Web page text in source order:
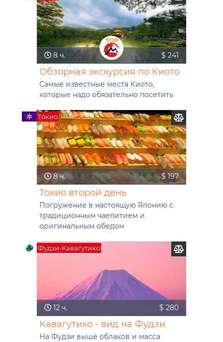
8 ч. $ 241
Обзорная экскурсия по Киото
Самые известные места Киото,
которые надо обязательно посетить
Токио
8 ч. $ 197
Токио второй день
Погружение в настоящую Японию с
традиционным чаепитием и
оригинальным обедом
Фудзи-Кавагутико
12 ч. $ 280
Кавагутико - вид на Фудзи
На Фудзи выше облаков и масса